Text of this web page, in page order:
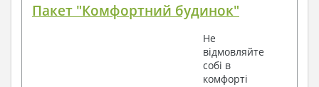
Пакет "Комфортний будинок"
Не
відмовляйте
собі в
комфорті